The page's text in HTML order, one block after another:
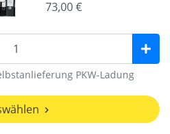
73,00 €
PKW-Ladung